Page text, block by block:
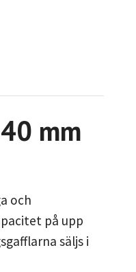
mm
och
på upp
säljs i